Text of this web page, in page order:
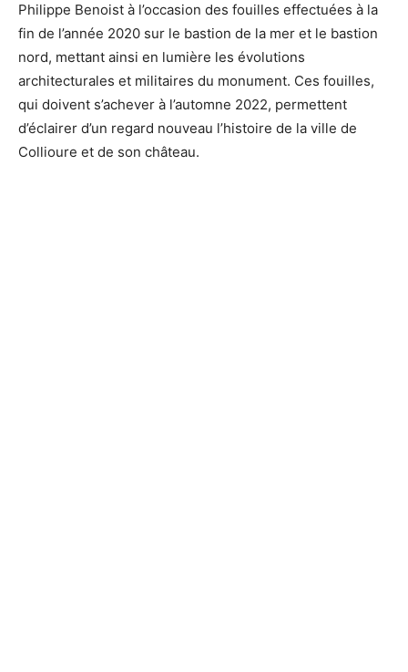
Philippe Benoist à l’occasion des fouilles effectuées à la
fin de l’année 2020 sur le bastion de la mer et le bastion
nord, mettant ainsi en lumière les évolutions
architecturales et militaires du monument. Ces fouilles,
qui doivent s’achever à l’automne 2022, permettent
d’éclairer d’un regard nouveau l’histoire de la ville de
Collioure et de son château.